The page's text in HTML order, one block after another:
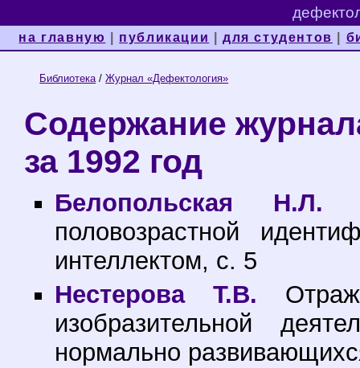
на главную публикации |для студентов
Библиотека/Журнал «Дефектология»
Содержание
за 1992 год
Белопольская Н.Л.
половозрастной
интеллектом, с. 5
Нестерова Т.В.
изобразительной
нормально